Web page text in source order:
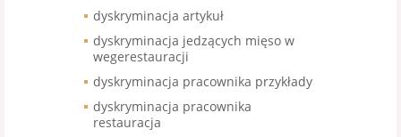
dyskryminacja artykuł
dyskryminacja jedzących mięso w
wegerestauracji
dyskryminacja pracownika przykłady
dyskryminacja pracownika
restauracja